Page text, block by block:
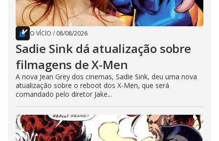
O VÍCIO / 08/08/2026
Sadie Sink dá atualização sobre
filmagens de X-Men
A nova Jean Grey dos cinemas, Sadie Sink, deu uma nova
atualização sobre o reboot dos X-Men, que será
comandado pelo diretor Jake...